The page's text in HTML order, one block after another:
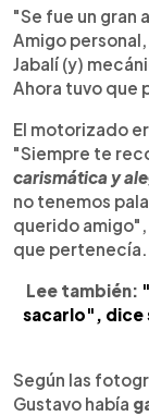
"Se fue un gran
Amigo
Jabalí (y)
Ahora tuvo que
El motorizado
"Siempre te
carismática y
no tenemos
querido
que pertenecía.
Lee también:
sacarlo", dice
Según las
Gustavo había